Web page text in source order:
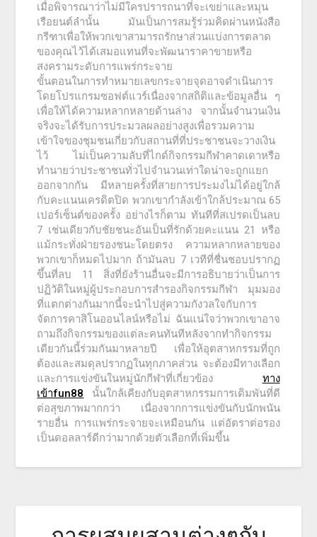
เมื่อพิจารณาว่าไม่มีใครปรารถนาที่จะเขย่าและหมุน
เรือยนต์ลำนั้น มันเป็นการสมรู้ร่วมคิดผ่านหนังสือ
กรีฑาเพื่อให้พวกเขาสามารถรักษาส่วนแบ่งการตลาด
ของคุณไว้ได้เสมอแทนที่จะพัฒนาราคาขายหรือ
สงครามระดับการแพร่กระจาย
ขั้นตอนในการทำหมายเลขกระจายจุดอาจดำเนินการ
โดยโปรแกรมซอฟต์แวร์เนื่องจากสถิติและข้อมูลอื่น ๆ
เพื่อให้ได้ความหลากหลายด้านล่าง จากนั้นจำนวนเงิน
จริงจะได้รับการประมวลผลอย่างสูงเพื่อรวมความ
เข้าใจของชุมชนเกี่ยวกับสถานที่ที่ประชาชนจะวางเงิน
ไว้ ไม่เป็นความลับที่ไกด์กิจกรรมกีฬาคาดเดาหรือ
ทำนายว่าประชาชนทั่วไปจำนวนเท่าใดน่าจะถูกแยก
ออกจากกัน มีหลายครั้งที่สายการประมงไม่ได้อยู่ใกล้
กับคะแนนเครดิตปิด พวกเขากำลังเข้าใกล้ประมาณ 65
เปอร์เซ็นต์ของครั้ง อย่างไรก็ตาม ทันทีที่สเปรดเป็นลบ
7 เช่นเดียวกับชัยชนะอันเป็นที่รักด้วยคะแนน 21 หรือ
แม้กระทั่งฝ่ายรองชนะโดยตรง ความหลากหลายของ
พวกเขาก็หมดไปมาก ถ้ามันลบ 7 เวทีที่ชื่นชอบปรากฏ
ขึ้นที่ลบ 11 สิ่งที่ยังร้านอื่นจะมีการอธิบายว่าเป็นการ
ปฏิวัติในหมู่ผู้ประกอบการสำรองกิจกรรมกีฬา มุมมอง
ที่แตกต่างกันมากนี้จะนำไปสู่ความกังวลใจกับการ
จัดการคาสิโนออนไลน์หรือไม่ ฉันแน่ใจว่าพวกเขาอาจ
ถามถึงกิจกรรมของแต่ละคนทันทีหลังจากทำกิจกรรม
เดียวกันนี้ร่วมกันมาหลายปี เพื่อให้อุตสาหกรรมที่ถูก
ต้องและสมดุลปรากฏในทุกภาคส่วน จะต้องมีทางเลือก
และการแข่งขันในหมู่นักกีฬาที่เกี่ยวข้อง ทาง
เข้าfun88 นั้นใกล้เคียงกับอุตสาหกรรมการเดิมพันที่ดี
ต่อสุขภาพมากกว่า เนื่องจากการแข่งขันกับนักพนัน
รายอื่น การแพร่กระจายจะเหมือนกัน แต่อัตราต่อรอง
เป็นดอลลาร์ดีกว่ามากด้วยตัวเลือกที่เพิ่มขึ้น